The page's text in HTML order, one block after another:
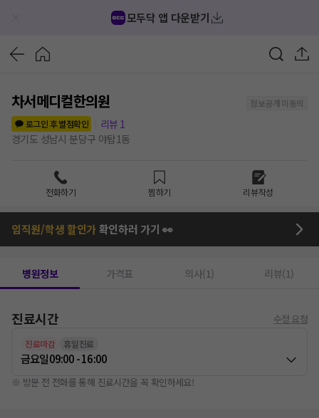
모두닥 앱 다운받기
차서메디컬한의원
정보공개 미동의
로그인 후 별점확인
리뷰 1
경기도 성남시 분당구 야탑1동
전화하기 찜하기 리뷰작성
임직원/학생 할인가확인하러 가기 👀
병원정보 가격표 의사(1) 리뷰(1)
진료시간 수정 요청
진료마감 휴일진료
금요일09:00 - 16:00
※ 방문 전 전화를 통해 진료시간을 꼭 확인하세요!